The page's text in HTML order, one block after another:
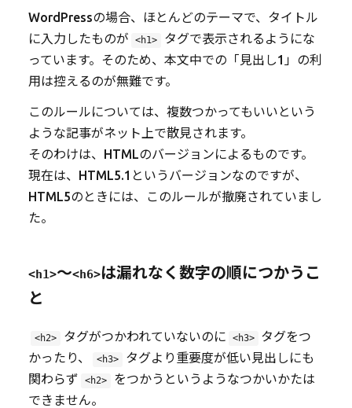
WordPressの場合、ほとんどのテーマで、タイトル
に入力したものが
<h1>
タグで表示されるようにな
っています。そのため、本文中での「見出し1」の利
用は控えるのが無難です。
このルールについては、複数つかってもいいという
ような記事がネット上で散見されます。
そのわけは、HTMLのバージョンによるものです。
現在は、HTML5.1というバージョンなのですが、
HTML5のときには、このルールが撤廃されていまし
た。
<h1>〜<h6>は漏れなく数字の順につかうこ
と
<h2> タグがつかわれていないのに <h3>
タグをつ
かったり、
<h3>
タグより重要度が低い見出しにも
関わらず
<h2>
をつかうというようなつかいかたは
できません。